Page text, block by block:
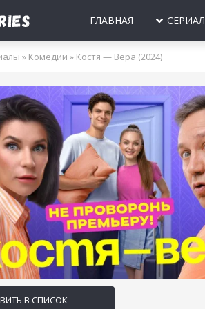
ГЛАВНАЯ
2023 2022 2021 2020
УКРАИНА БЕЛАРУСЬ СССР
МОЛОДЕЖНЫЕ
НОВОГОДНИЕ
ПРО ВРАЧЕЙ
ПРО
ПРО
ЛЮБОВНЫЕ
» Комедии » Костя — Вера (2024)
В СПИСОК